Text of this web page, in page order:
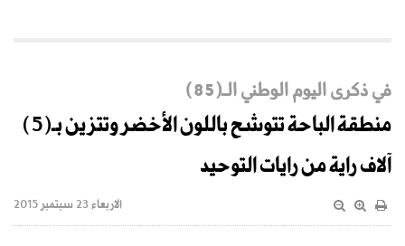
في ذكرى اليوم الوطني الـ(85)
منطقة الباحة تتوشح باللون الأخضر وتتزين بـ(5)
آلاف راية من رايات التوحيد
الاربعاء 23 سبتمبر 2015